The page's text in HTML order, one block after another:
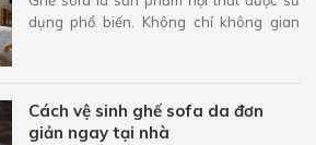
dụng phổ biến. Không chỉ không gian
Tuy nhiên khá nhiều chủ đầu tư phân vân
có nên chọn …
Cách vệ sinh ghế sofa da đơn
giản ngay tại nhà